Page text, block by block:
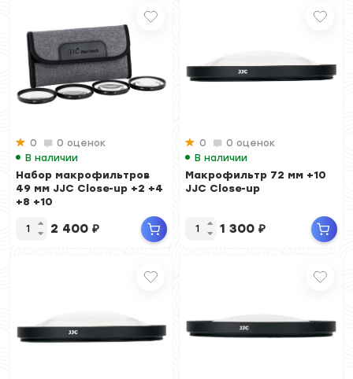
0
0 оценок
В наличии
Набор макрофильтров
49 мм JJC Close-up +2 +4
+8 +10
2 400 ₽
0
0 оценок
В наличии
Макрофильтр 72 мм +10
JJC Close-up
1 300 ₽